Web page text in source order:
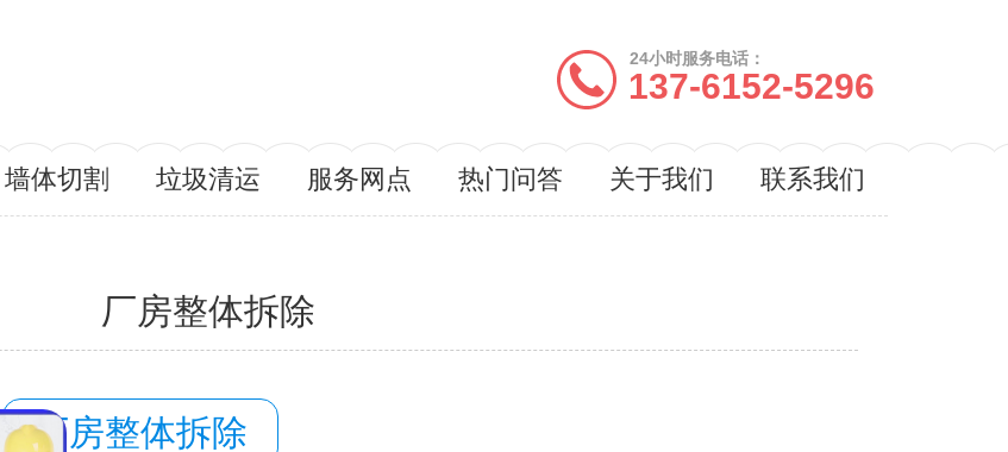
24小时服务电话：
137-6152-5296
墙体切割 垃圾清运 服务网点 热门问答 关于我们 联系我们
厂房整体拆除
厂房整体拆除